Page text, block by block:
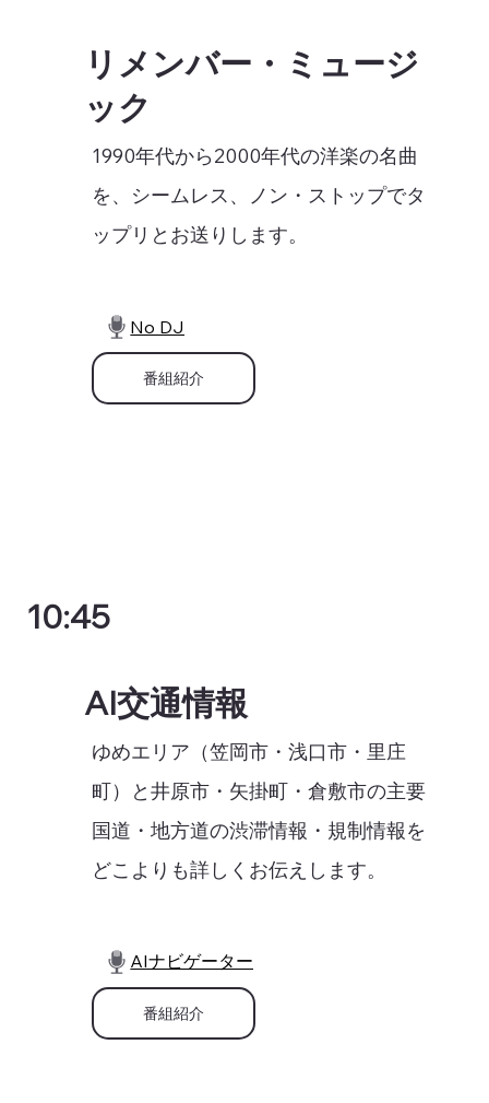
リメンバー・ミュージ
ック
1990年代から2000年代の洋楽の名曲
を、シームレス、ノン・ストップでタ
ップリとお送りします。
No DJ
番組紹介
10:45
AI交通情報
ゆめエリア（笠岡市・浅口市・里庄
町）と井原市・矢掛町・倉敷市の主要
国道・地方道の渋滞情報・規制情報を
どこよりも詳しくお伝えします。
AIナビゲーター
番組紹介